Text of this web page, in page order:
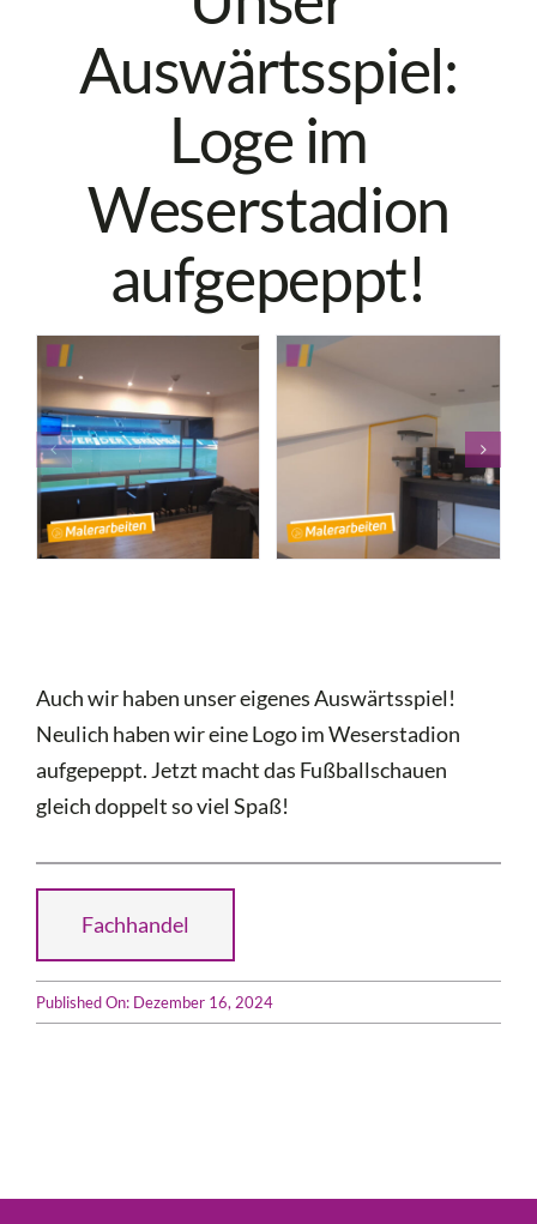
Auswärtsspiel:
Loge im
Weserstadion
aufgepeppt!
Auch wir haben unser eigenes Auswärtsspiel!
Neulich haben wir eine Logo im Weserstadion
aufgepeppt. Jetzt macht das Fußballschauen
gleich doppelt so viel Spaß!
Fachhandel
Published On: Dezember 16, 2024